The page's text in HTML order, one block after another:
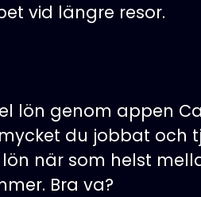
vid längre resor.
lön genom appen
du jobbat och
när som helst
Bra va?